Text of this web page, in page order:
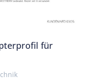
für